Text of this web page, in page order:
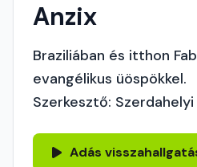
Anzix
Braziliában és itthon
evangélikus üöspökkel.
Szerkesztő:
Adás